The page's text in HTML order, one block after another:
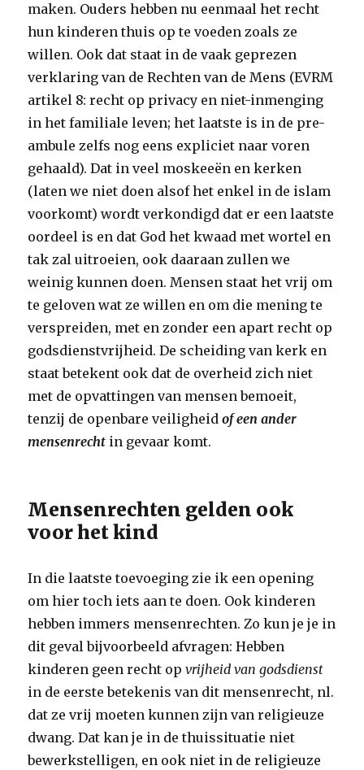
maken. Ouders hebben nu eenmaal het recht
hun kinderen thuis op te voeden zoals ze
willen. Ook dat staat in de vaak geprezen
verklaring van de Rechten van de Mens (EVRM
artikel 8: recht op privacy en niet-inmenging
in het familiale leven; het laatste is in de pre-
ambule zelfs nog eens expliciet naar voren
gehaald). Dat in veel moskeeën en kerken
(laten we niet doen alsof het enkel in de islam
voorkomt) wordt verkondigd dat er een laatste
oordeel is en dat God het kwaad met wortel en
tak zal uitroeien, ook daaraan zullen we
weinig kunnen doen. Mensen staat het vrij om
te geloven wat ze willen en om die mening te
verspreiden, met en zonder een apart recht op
godsdienstvrijheid. De scheiding van kerk en
staat betekent ook dat de overheid zich niet
met de opvattingen van mensen bemoeit,
tenzij de openbare veiligheidof een ander
mensenrecht in gevaar komt.
Mensenrechten gelden ook
voor het kind
In die laatste toevoeging zie ik een opening
om hier toch iets aan te doen. Ook kinderen
hebben immers mensenrechten. Zo kun je je in
dit geval bijvoorbeeld afvragen: Hebben
kinderen geen recht opvrijheid van godsdienst
in de eerste betekenis van dit mensenrecht, nl.
dat ze vrij moeten kunnen zijn van religieuze
dwang. Dat kan je in de thuissituatie niet
bewerkstelligen, en ook niet in de religieuze